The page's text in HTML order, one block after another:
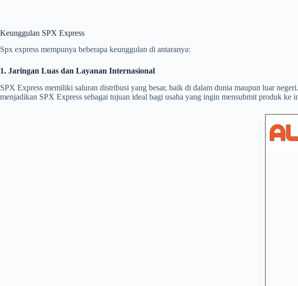
Keunggulan SPX Express
Spx express mempunya beberapa keunggulan di antaranya:
1. Jaringan Luas dan Layanan Internasional
SPX Express memiliki saluran distribusi yang besar, baik di dalam dunia maupun luar
menjadikan SPX Express sebagai tujuan ideal bagi usaha yang ingin mensubmit produk ke